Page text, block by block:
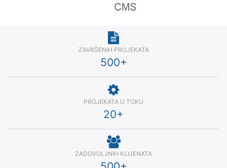
ZAVRŠENIH PROJEKATA
500+
PROJEKATA U TOKU
20+
ZADOVOLJNIH KLIJENATA